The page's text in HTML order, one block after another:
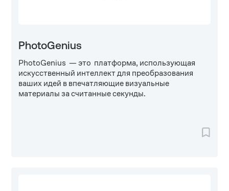
PhotoGenius
PhotoGenius — это платформа, использующая
искусственный интеллект для преобразования
ваших идей в впечатляющие визуальные
материалы за считанные секунды.